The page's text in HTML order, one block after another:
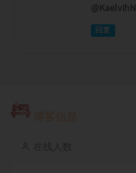
@KaelvihN
回复
博客信息